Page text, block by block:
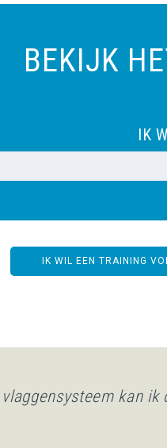
BEKIJK
IK
IK WIL EEN TRAINING
kan
minder snel en voel